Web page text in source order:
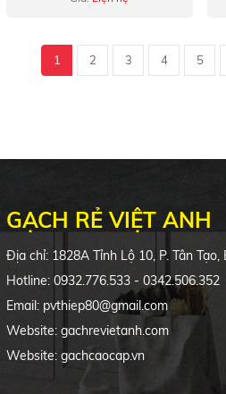
1 2 3 4 5
GẠCH RẺ VIỆT ANH
Địa chỉ: 1828A Tỉnh Lộ 10, P. Tân Tạo,
Hotline: 0932.776.533 - 0342.506.352
Email: pvthiep80@gmail.com
Website: gachrevietanh.com
Website: gachcaocap.vn